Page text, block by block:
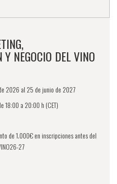
NEGOCIO DEL VINO
2026 al 25 de junio de 2027
18:00 a 20:00 h (CET)
de 1.000€ en inscripciones antes del
27